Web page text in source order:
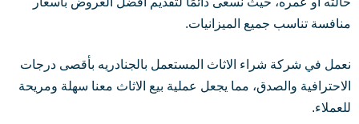
منافسة تناسب جميع الميزانيات.
نعمل في شركة شراء الاثاث المستعمل بالجنادريه بأقصى درجات
الاحترافية والصدق، مما يجعل عملية بيع الاثاث معنا سهلة ومريحة
للعملاء.